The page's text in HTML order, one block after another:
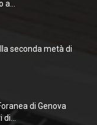
seconda metà di
di Genova